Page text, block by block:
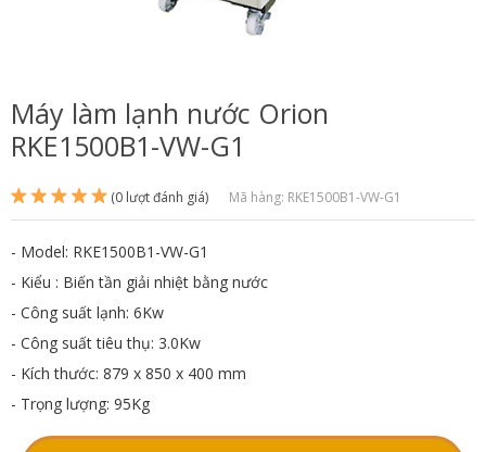
Máy làm lạnh nước Orion
RKE1500B1-VW-G1
(0 lượt đánh giá) Mã hàng: RKE1500B1-VW-G1
- Model: RKE1500B1-VW-G1
- Kiểu : Biến tần giải nhiệt bằng nước
- Công suất lạnh: 6Kw
- Công suất tiêu thụ: 3.0Kw
- Kích thước: 879 x 850 x 400 mm
- Trọng lượng: 95Kg